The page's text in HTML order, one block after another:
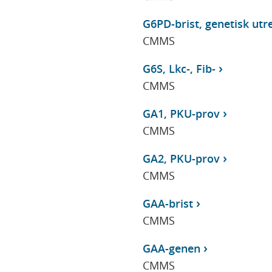
G6PD-brist, genetisk
CMMS
G6S, Lkc-, Fib-
CMMS
GA1, PKU-prov
CMMS
GA2, PKU-prov
CMMS
GAA-brist
CMMS
GAA-genen
CMMS